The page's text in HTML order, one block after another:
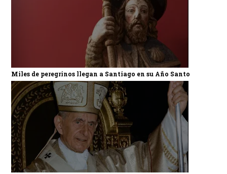
Miles de peregrinos llegan a Santiago en su Año Santo